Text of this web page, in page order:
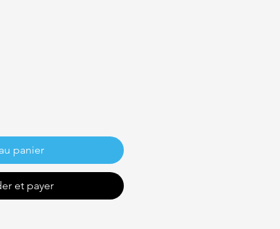
panier
et payer